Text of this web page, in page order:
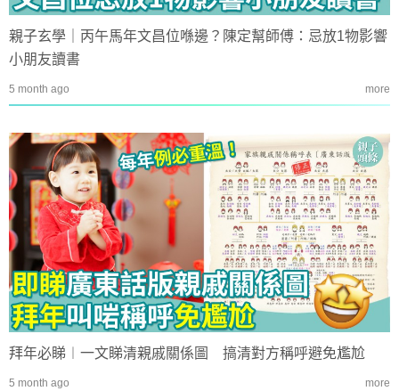
親子玄學｜丙午馬年文昌位喺邊？陳定幫師傅：忌放1物影響
小朋友讀書
5 month ago more
拜年必睇︱一文睇清親戚關係圖 搞清對方稱呼避免尷尬
5 month ago more